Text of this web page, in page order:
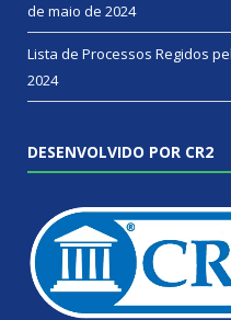
de maio de 2024
Lista de Processos Regidos
2024
DESENVOLVIDO POR CR2